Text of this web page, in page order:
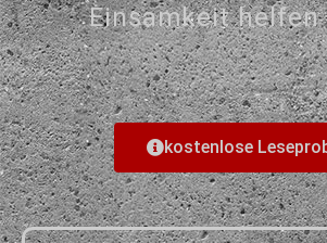
Einsamkeit helfen
kostenlose